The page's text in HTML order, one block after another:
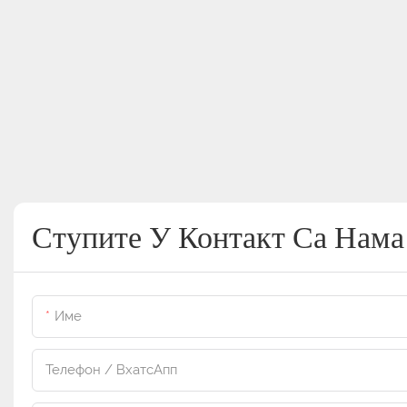
Ступите У Контакт Са Нама
Име
Телефон / ВхатсАпп